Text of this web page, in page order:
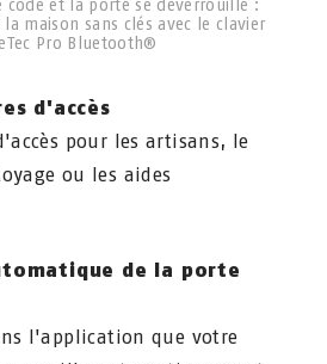
code et la porte se déverrouille :
maison sans clés avec le clavier
Pro Bluetooth®
d'accès
pour les artisans, le
ou les aides
de la porte
l'application que votre